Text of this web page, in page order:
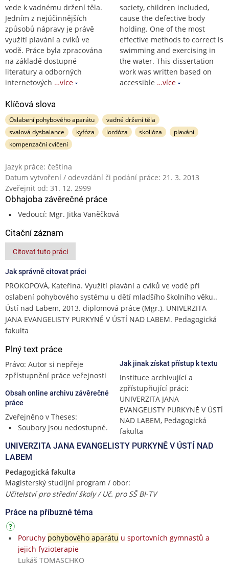
vede k vadnému držení těla.
Jedním z nejúčinnějších
způsobů nápravy je právě
využití plavání a cviků ve
vodě. Práce byla zpracována
na základě dostupné
literatury a odborných
internetových …více
society, children included,
cause the defective body
holding. One of the most
effective methods to correct is
swimming and exercising in
the water. This dissertation
work was written based on
accessible …více
Klíčová slova
Oslabení pohybového aparátu
vadné držení těla
svalová dysbalance
kyfóza lordóza skolióza
plavání
kompenzační cvičení
Jazyk práce: čeština
Datum vytvoření / odevzdání či podání práce: 21. 3. 2013
Zveřejnit od: 31. 12. 2999
Obhajoba závěrečné práce
Vedoucí: Mgr. Jitka Vaněčková
Citační záznam
Citovat tuto práci
Jak správně citovat práci
PROKOPOVÁ, Kateřina. Využití plavání a cviků ve vodě při
oslabení pohybového systému u dětí mladšího školního věku..
Ústí nad Labem, 2013. diplomová práce (Mgr.). UNIVERZITA
JANA EVANGELISTY PURKYNĚ V ÚSTÍ NAD LABEM. Pedagogická
fakulta
Plný text práce
Právo: Autor si nepřeje
zpřístupnění práce veřejnosti
Obsah online archivu závěrečné
práce
Zveřejněno v Theses:
Soubory jsou nedostupné.
Jak jinak získat přístup k textu
Instituce archivující a
zpřístupňující práci:
UNIVERZITA JANA
EVANGELISTY PURKYNĚ V ÚSTÍ
NAD LABEM, Pedagogická
fakulta
UNIVERZITA JANA EVANGELISTY PURKYNĚ V ÚSTÍ NAD
LABEM
Pedagogická fakulta
Magisterský studijní program / obor:
Učitelství pro střední školy / Uč. pro SŠ BI-TV
Práce na příbuzné téma
Poruchy pohybového aparátu u sportovních gymnastů a
jejich fyzioterapie
Lukáš TOMASCHKO